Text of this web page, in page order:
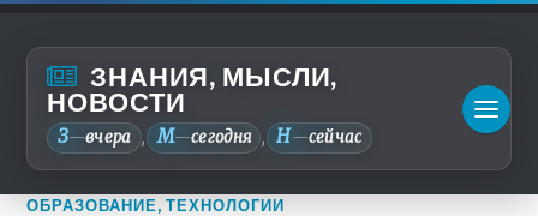
ЗНАНИЯ, МЫСЛИ,
НОВОСТИ
З—вчера , М—сегодня , Н—сейчас
ОБРАЗОВАНИЕ,ТЕХНОЛОГИИ